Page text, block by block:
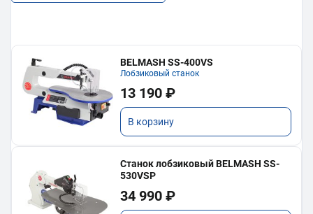
BELMASH SS-400VS
Лобзиковый станок
13 190 ₽
В корзину
Станок лобзиковый BELMASH SS-
530VSP
34 990 ₽